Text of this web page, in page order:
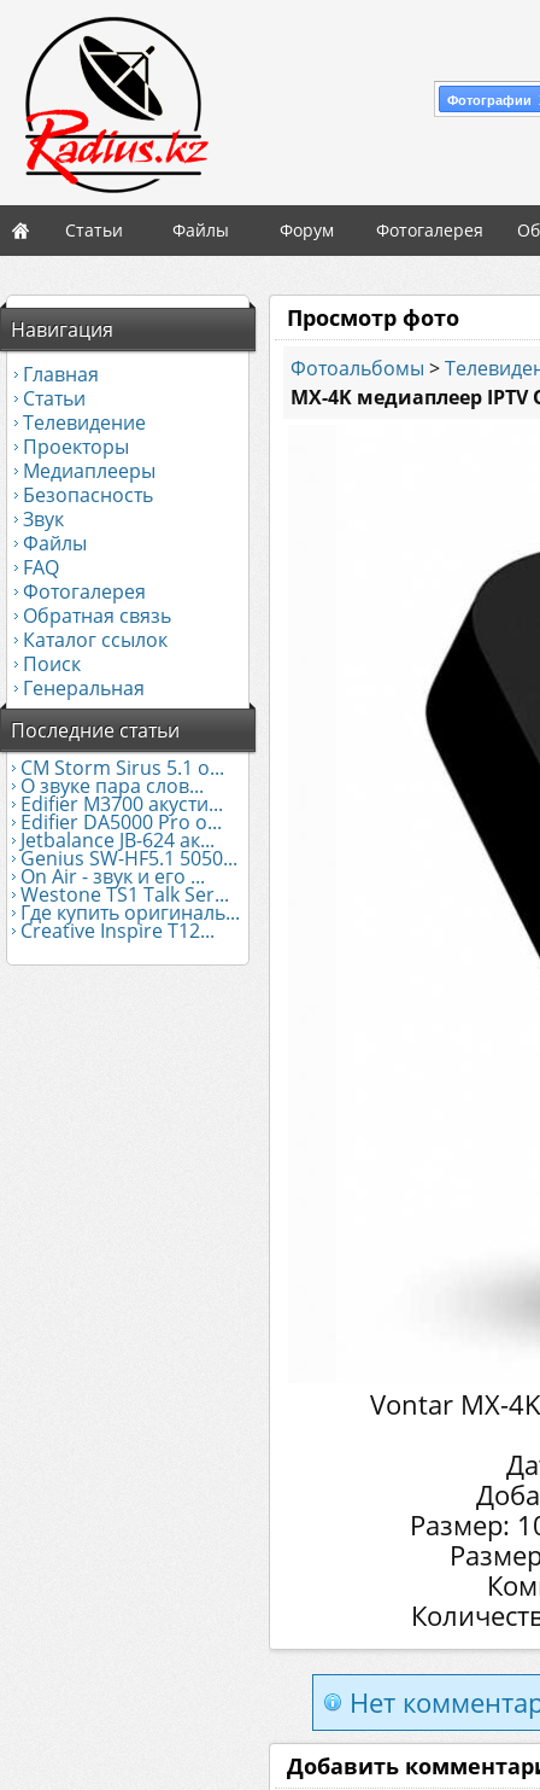
Фотографии
Статьи Файлы Форум Фотогалерея
Навигация
Главная
Статьи
Телевидение
Проекторы
Медиаплееры
Безопасность
Звук
Файлы
FAQ
Фотогалерея
Обратная связь
Каталог ссылок
Поиск
Генеральная
Последние статьи
CM Storm Sirus 5.1 о...
О звуке пара слов...
Edifier М3700 акусти...
Edifier DA5000 Pro о...
Jetbalance JB-624 ак...
Genius SW-HF5.1 5050...
On Air - звук и его ...
Westone TS1 Talk Ser...
Где купить оригиналь...
Creative Inspire T12...
Просмотр фото
Фотоальбомы >
MX-4K медиаплеер IPTV
Vontar MX-
Размер:
Нет
Добавить